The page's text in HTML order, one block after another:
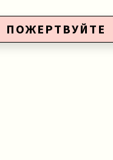
ПОЖЕРТВУЙТЕ